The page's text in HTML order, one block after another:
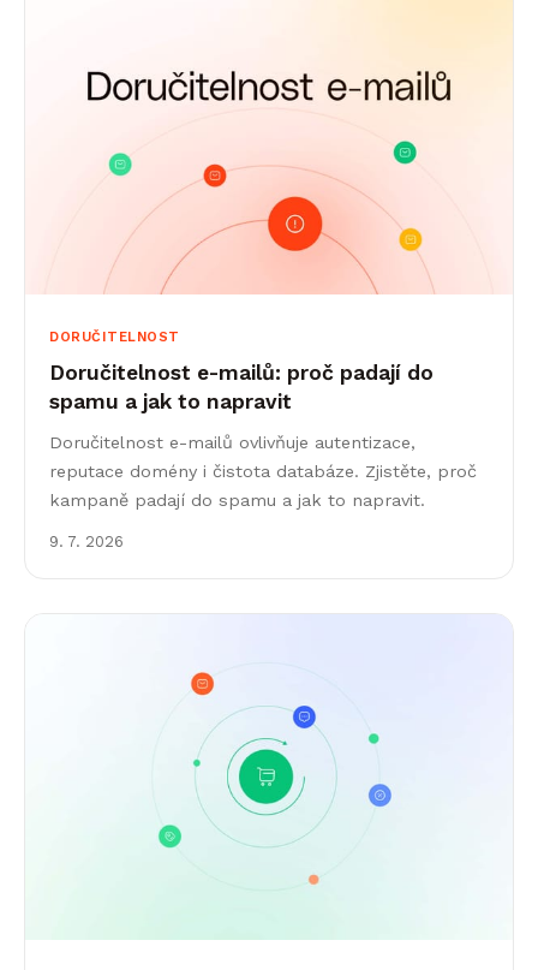
DORUČITELNOST
Doručitelnost e-mailů: proč padají do
spamu a jak to napravit
Doručitelnost e-mailů ovlivňuje autentizace,
reputace domény i čistota databáze. Zjistěte, proč
kampaně padají do spamu a jak to napravit.
9. 7. 2026